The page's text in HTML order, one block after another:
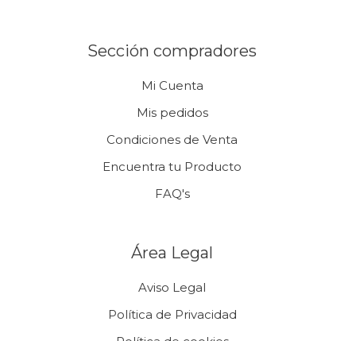
Sección compradores
Mi Cuenta
Mis pedidos
Condiciones de Venta
Encuentra tu Producto
FAQ's
Área Legal
Aviso Legal
Política de Privacidad